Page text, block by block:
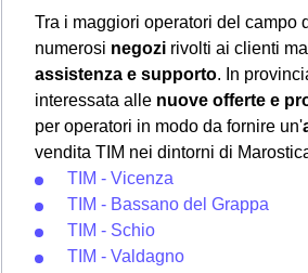
Tra i maggiori operatori del campo
numerosi negozi rivolti ai clienti
assistenza e supporto. In
interessata alle nuove offerte e
per operatori in modo da fornire un'
vendita TIM nei dintorni di
TIM - Vicenza
TIM - Bassano del Grappa
TIM - Schio
TIM - Valdagno